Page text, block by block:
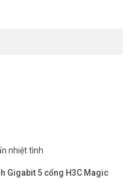
nhiệt tình
Gigabit 5 cổng H3C Magic